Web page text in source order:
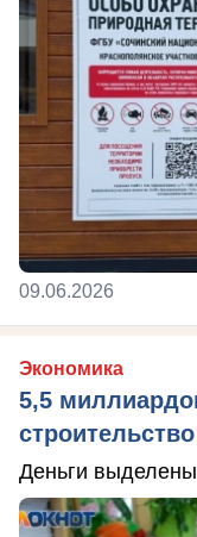
09.06.2026
Экономика
5,5
Деньги